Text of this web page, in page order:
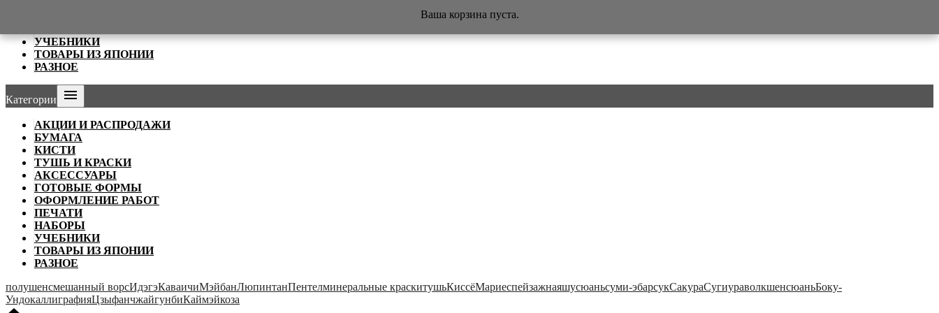
УЧЕБНИКИ
ТОВАРЫ ИЗ ЯПОНИИ
РАЗНОЕ
Категории 
АКЦИИ И РАСПРОДАЖИ
БУМАГА
КИСТИ
ТУШЬ И КРАСКИ
АКСЕССУАРЫ
ГОТОВЫЕ ФОРМЫ
ОФОРМЛЕНИЕ РАБОТ
ПЕЧАТИ
НАБОРЫ
УЧЕБНИКИ
ТОВАРЫ ИЗ ЯПОНИИ
РАЗНОЕ
полушенсмешанный ворсИдэгэКаваичиМэйбанЛюпинтанПентелминеральные краскитушьКиссёМариеспейзажнаяшусюаньсуми-эбарсукСакураСугиураволкшенсюаньБоку-
УндокаллиграфияЦзыфанчжайгунбиКаймэйкоза
Ваша корзина пуста.